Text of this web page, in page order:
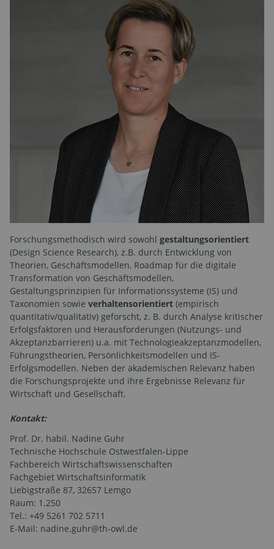
Forschungsmethodisch wird sowohl gestaltungsorientiert
(Design Science Research), z.B. durch Entwicklung von
Theorien, Geschäftsmodellen, Roadmap für die digitale
Transformation von Geschäftsmodellen,
Gestaltungsprinzipien für Informationssysteme (IS) und
Taxonomien sowie verhaltensorientiert (empirisch
quantitativ/qualitativ) geforscht, z. B. durch Analyse kritischer
Erfolgsfaktoren und Herausforderungen (Nutzungs- und
Akzeptanzbarrieren) u.a. mit Technologie­akzeptanzmodellen,
Führungstheorien, Persönlichkeitsmodellen und IS-
Erfolgsmodellen. Neben der akademischen Relevanz haben
die Forschungsprojekte und ihre Ergebnisse Relevanz für
Wirtschaft und Gesellschaft.
Kontakt:
Prof. Dr. habil. Nadine Guhr
Technische Hochschule Ostwestfalen-Lippe
Fachbereich Wirtschaftswissenschaften
Fachgebiet Wirtschaftsinformatik
Liebigstraße 87, 32657 Lemgo
Raum: 1.250
Tel.: +49 5261 702 5711
E-Mail: nadine.guhr@th-owl.de